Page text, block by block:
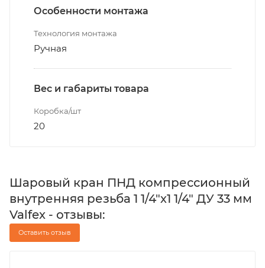
Особенности монтажа
Технология монтажа
Ручная
Вес и габариты товара
Коробка/шт
20
Шаровый кран ПНД компрессионный
внутренняя резьба 1 1/4"х1 1/4" ДУ 33 мм
Valfex - отзывы:
Оставить отзыв